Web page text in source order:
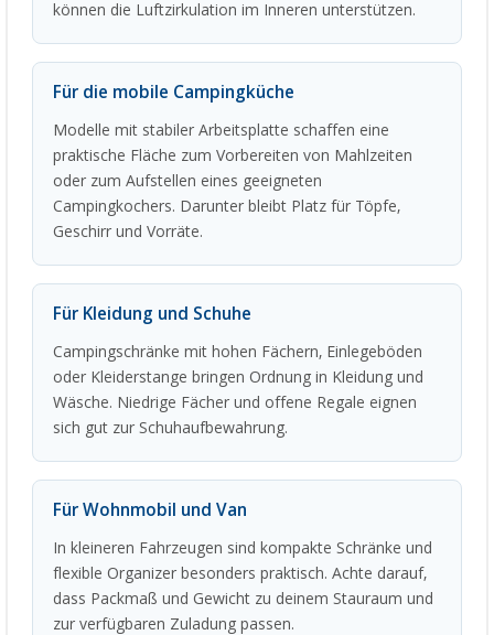
können die Luftzirkulation im Inneren unterstützen.
Für die mobile Campingküche
Modelle mit stabiler Arbeitsplatte schaffen eine
praktische Fläche zum Vorbereiten von Mahlzeiten
oder zum Aufstellen eines geeigneten
Campingkochers. Darunter bleibt Platz für Töpfe,
Geschirr und Vorräte.
Für Kleidung und Schuhe
Campingschränke mit hohen Fächern, Einlegeböden
oder Kleiderstange bringen Ordnung in Kleidung und
Wäsche. Niedrige Fächer und offene Regale eignen
sich gut zur Schuhaufbewahrung.
Für Wohnmobil und Van
In kleineren Fahrzeugen sind kompakte Schränke und
flexible Organizer besonders praktisch. Achte darauf,
dass Packmaß und Gewicht zu deinem Stauraum und
zur verfügbaren Zuladung passen.